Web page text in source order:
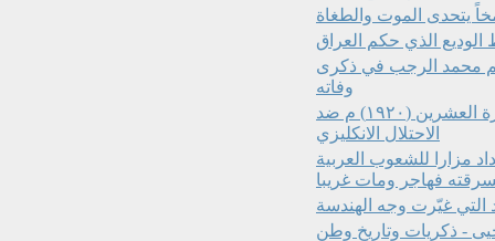
الذي حكم العراق
محمد الرجب في ذكرى
وفاته
الشيخ (شعلان ابو الجون) ويكنى شعلان الشهد احد قادة ثورة العشرين (١٩٢٠) م ضد
الاحتلال الانكليزي
مزارا للشعوب العربية
فهاجر ومات غريبا
التي غيّرت وجه الهندسة
- ذكريات وتاريخ وطن